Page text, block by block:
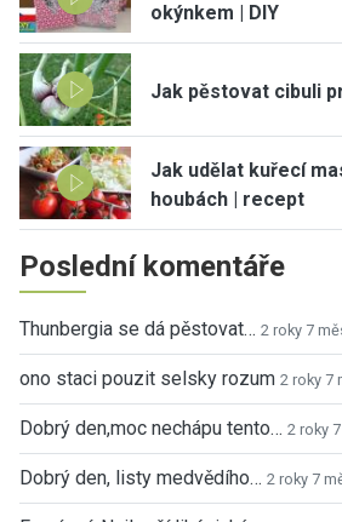
okýnkem | DIY
Jak pěstovat cibuli
Jak udělat kuřecí
houbách | recept
Poslední komentáře
Thunbergia se dá pěstovat… 2 roky 7
ono staci pouzit selsky rozum 2 roky 7
Dobrý den,moc nechápu tento… 2 roky
Dobrý den, listy medvědího… 2 roky 7